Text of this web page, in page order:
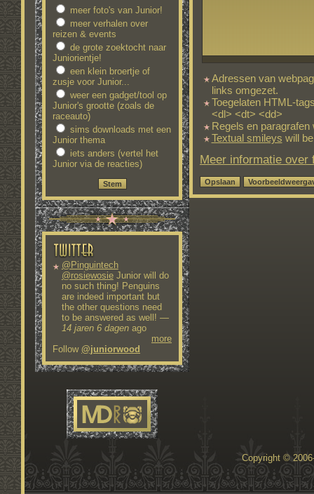
meer foto's van Junior!
meer verhalen over
reizen & events
de grote zoektocht naar
Juniorientje!
een klein broertje of
zusje voor Junior...
weer een gadget/tool op
Junior's grootte (zoals de
raceauto)
sims downloads met een
Junior thema
iets anders (vertel het
Junior via de reacties)
@Pinguintech
@rosiewosieJunior will do
no such thing! Penguins
are indeed important but
the other questions need
to be answered as well! —
14 jaren 6 dagenago
more
Follow @juniorwood
Adressen van
links omgezet.
Toegelaten HTML-
<dl> <dt> <dd>
Regels en
Textual smileys will
Meer informatie over
Copyright ©